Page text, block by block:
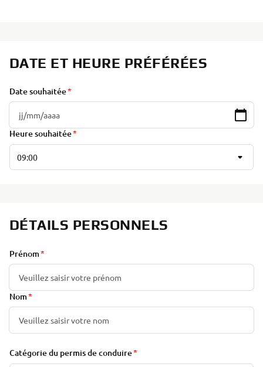
DATE ET HEURE PRÉFÉRÉES
Date souhaitée
Heure souhaitée
09:00
DÉTAILS PERSONNELS
Prénom
Nom
Catégorie du permis de conduire